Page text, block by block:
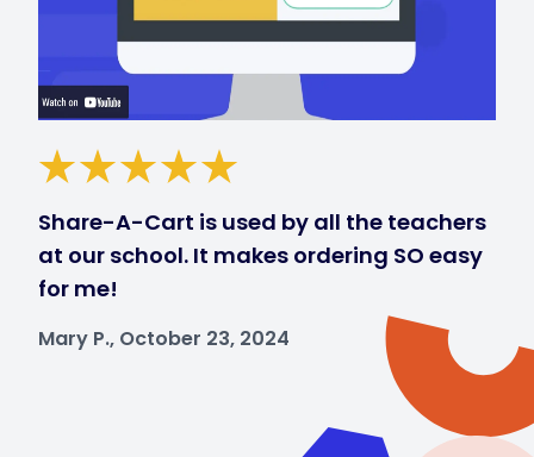
Share-A-Cart is used by all the teachers
at our school. It makes ordering SO easy
for me!
Mary P., October 23, 2024